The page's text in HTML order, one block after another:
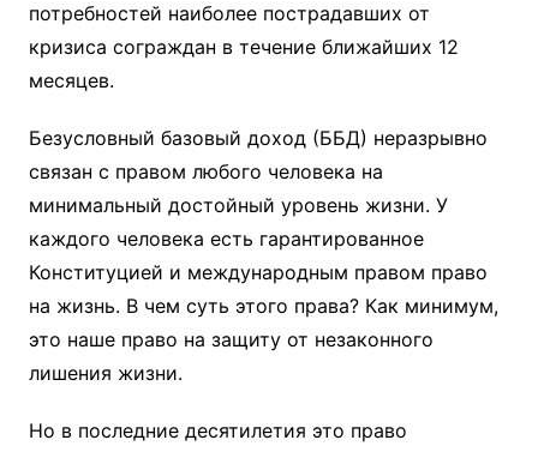
потребностей наиболее пострадавших от
кризиса сограждан в течение ближайших 12
месяцев.
Безусловный базовый доход (ББД) неразрывно
связан с правом любого человека на
минимальный достойный уровень жизни. У
каждого человека есть гарантированное
Конституцией и международным правом право
на жизнь. В чем суть этого права? Как минимум,
это наше право на защиту от незаконного
лишения жизни.
Но в последние десятилетия это право